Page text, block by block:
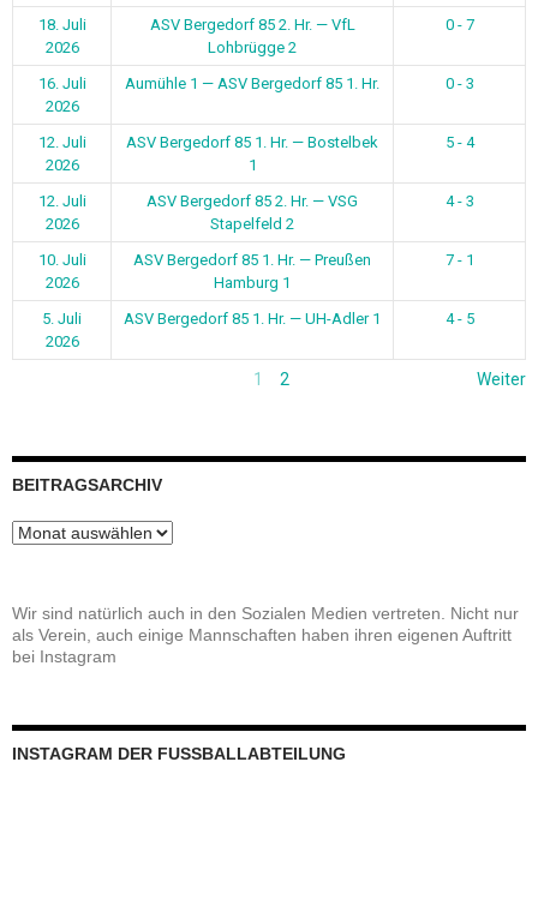
18. Juli
2026
ASV Bergedorf 85 2. Hr. — VfL
Lohbrügge 2
0 - 7
16. Juli
2026
Aumühle 1 — ASV Bergedorf 85 1. Hr. 0 - 3
12. Juli
2026
ASV Bergedorf 85 1. Hr. — Bostelbek
1
5 - 4
12. Juli
2026
ASV Bergedorf 85 2. Hr. — VSG
Stapelfeld 2
4 - 3
10. Juli
2026
ASV Bergedorf 85 1. Hr. — Preußen
Hamburg 1
7 - 1
5. Juli
2026
ASV Bergedorf 85 1. Hr. — UH-Adler 1 4 - 5
1 2 Weiter
BEITRAGSARCHIV
Beitragsarchiv
Wir sind natürlich auch in den Sozialen Medien vertreten. Nicht nur
als Verein, auch einige Mannschaften haben ihren eigenen Auftritt
bei Instagram
INSTAGRAM DER FUSSBALLABTEILUNG